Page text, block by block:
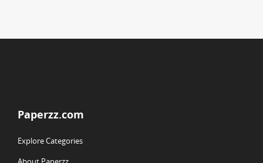
Paperzz.com
Explore Categories